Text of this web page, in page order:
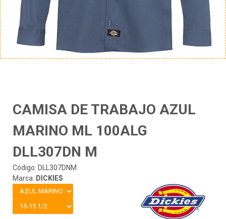
CAMISA DE TRABAJO AZUL
MARINO ML 100ALG
DLL307DN M
Código: DLL307DNM
Marca: DICKIES